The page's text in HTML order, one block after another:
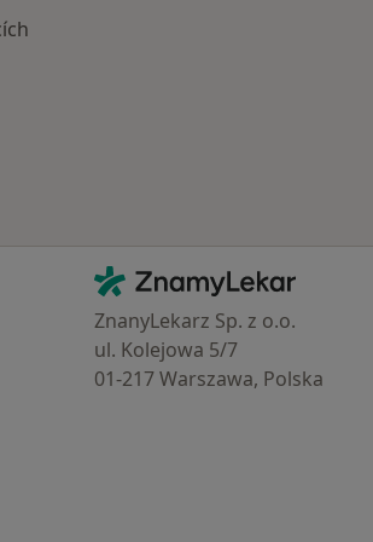
Kontakt
ZnamyLekar - Hlavní stránka
ZnanyLekarz Sp. z o.o.
ul. Kolejowa 5/7
01-217 Warszawa, Polska